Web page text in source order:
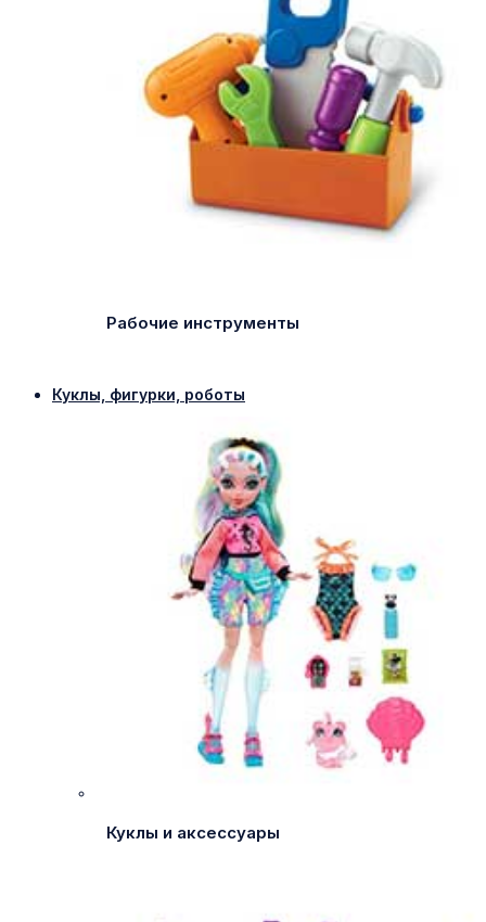
Рабочие инструменты
Куклы, фигурки, роботы
Куклы и аксессуары